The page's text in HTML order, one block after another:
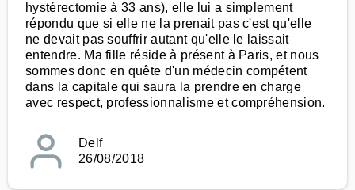
hystérectomie à 33 ans), elle lui a simplement
répondu que si elle ne la prenait pas c'est qu'elle
ne devait pas souffrir autant qu'elle le laissait
entendre. Ma fille réside à présent à Paris, et nous
sommes donc en quête d'un médecin compétent
dans la capitale qui saura la prendre en charge
avec respect, professionnalisme et compréhension.
Delf
26/08/2018